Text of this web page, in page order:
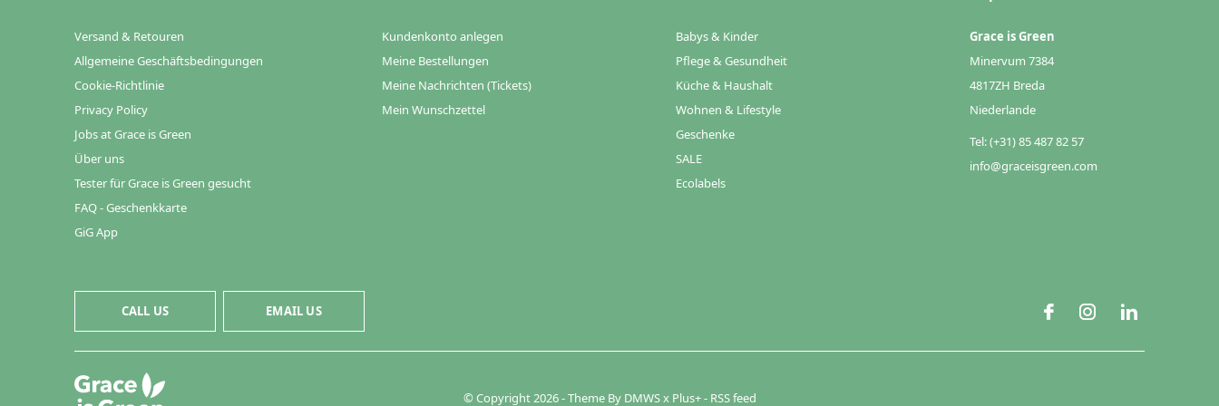
Versand & Retouren
Allgemeine Geschäftsbedingungen
Cookie-Richtlinie
Privacy Policy
Jobs at Grace is Green
Über uns
Tester für Grace is Green gesucht
FAQ - Geschenkkarte
GiG App
Kundenkonto anlegen
Meine Bestellungen
Meine Nachrichten (Tickets)
Mein Wunschzettel
Babys & Kinder
Pflege & Gesundheit
Küche & Haushalt
Wohnen & Lifestyle
Geschenke
SALE
Ecolabels
Grace is Green
Minervum 7384
4817ZH Breda
Niederlande
Tel: (+31) 85 487 82 57
info@graceisgreen.com
CALL US EMAIL US
© Copyright2026- Theme By DMWSx Plus+- RSS feed